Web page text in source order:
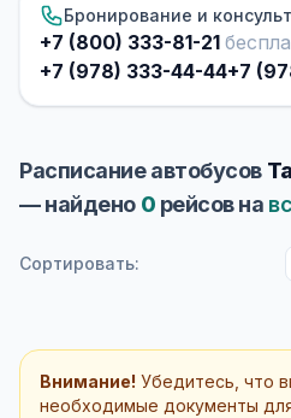
Бронирование и
+7 (800) 333-81-21
+7 (978) 333-44-44+7
Расписание автобусов
— найдено 0 рейсов на
Сортировать:
Внимание! Убедитесь, что
необходимые документы